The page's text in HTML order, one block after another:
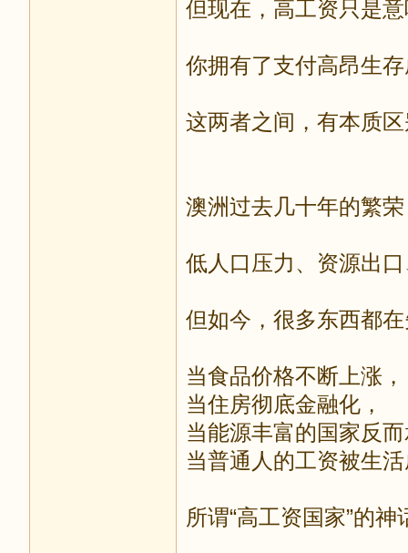
但现在，高工资只是
你拥有了支付高昂生
这两者之间，有本质
澳洲过去几十年的繁
低人口压力、资源出
但如今，很多东西都
当食品价格不断上涨，
当住房彻底金融化，
当能源丰富的国家反
当普通人的工资被生
所谓“高工资国家”的